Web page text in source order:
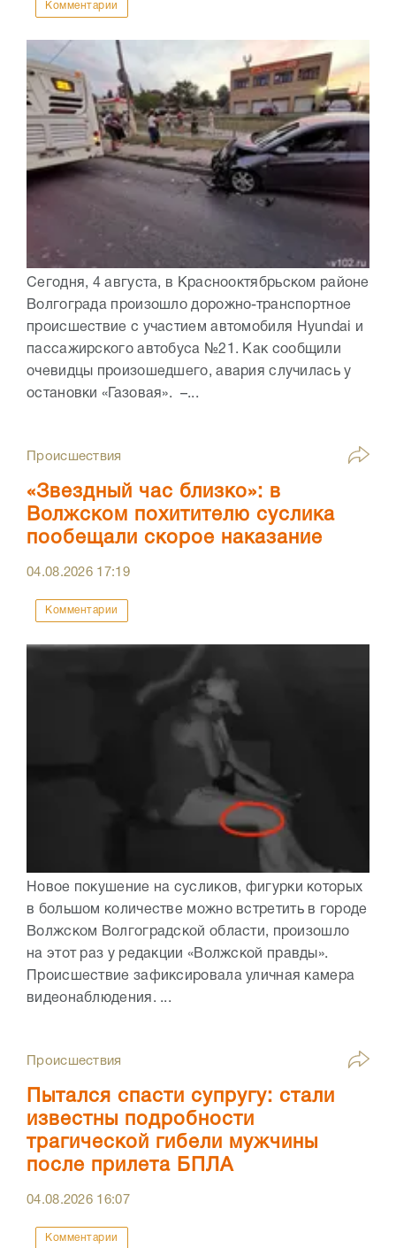
Комментарии
Сегодня, 4 августа, в Краснооктябрьском районе
Волгограда произошло дорожно-транспортное
происшествие с участием автомобиля Hyundai и
пассажирского автобуса №21. Как сообщили
очевидцы произошедшего, авария случилась у
остановки «Газовая». –...
Происшествия
«Звездный час близко»: в
Волжском похитителю суслика
пообещали скорое наказание
04.08.2026 17:19
Комментарии
Новое покушение на сусликов, фигурки которых
в большом количестве можно встретить в городе
Волжском Волгоградской области, произошло
на этот раз у редакции «Волжской правды».
Происшествие зафиксировала уличная камера
видеонаблюдения. ...
Происшествия
Пытался спасти супругу: стали
известны подробности
трагической гибели мужчины
после прилета БПЛА
04.08.2026 16:07
Комментарии